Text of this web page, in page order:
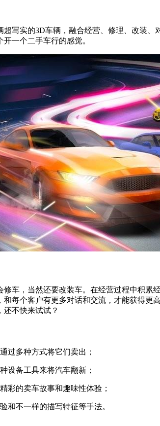
写实的3D车辆，融合经营、修理、改装
一个二手车行的感觉。
车，当然还要改装车。在经营过程中积
每个客户有更多对话和交流，才能获得
不快来试试？
过多种方式将它们卖出；
设备工具来将汽车翻新；
彩的卖车故事和趣味性体验；
和不一样的描写特征等手法。